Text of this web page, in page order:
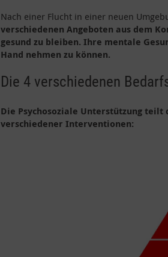
Nach einer Flucht in einer neuen
verschiedenen Angeboten aus dem
gesund zu bleiben. Ihre mentale
Hand nehmen zu können.
Die 4 verschiedenen
Die Psychosoziale Unterstützung
verschiedener Interventionen: